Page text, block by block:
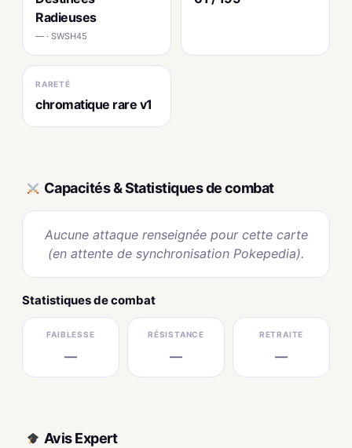
Radieuses
— · SWSH45
RARETÉ
chromatique rare v1
Capacités & Statistiques de combat
Aucune attaque renseignée pour cette carte
(en attente de synchronisation Pokepedia).
Statistiques de combat
FAIBLESSE
—
RÉSISTANCE
—
RETRAITE
—
Avis Expert